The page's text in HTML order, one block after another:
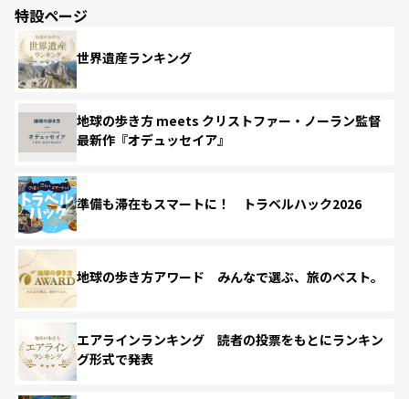
特設ページ
世界遺産ランキング
地球の歩き方 meets クリストファー・ノーラン監督
最新作『オデュッセイア』
準備も滞在もスマートに！ トラベルハック2026
地球の歩き方アワード みんなで選ぶ、旅のベスト。
エアラインランキング 読者の投票をもとにランキン
グ形式で発表